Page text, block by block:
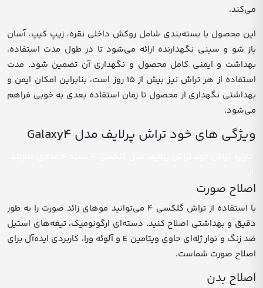
می‌کند.
این محصول با بسته‌بندی شامل روکش داخلی نقره، زیپ کیپ، آسان
باز شو و سینی نگهدارنده ارائه می‌شود تا در طول مدت استفاده،
بهداشت و ایمنی کامل محصول و نگهداری آن تضمین شود. مدت
استفاده از هر تراش نیز بیش از 15 روز است، بنابراین امکان ایمن و
بهداشتی نگهداری از محصول تا زمان استفاده بعدی به خوبی فراهم
می‌شود.
ویژگی های خود تراش پرلایف مدل Galaxy4
اصلاح صورت
با استفاده از تراش گلکسی 4 می‌توانید موهای زائد صورت را به طور
دقیق و بهداشتی اصلاح کنید. دسته‌ای ارگونومیک، تیغه‌های استیل
ضد زنگ و نوار ژله‌ای حاوی ویتامین E و آلوئه ورا، کاربردی ایده‌آل برای
اصلاح صورت شماست.
اصلاح بدن